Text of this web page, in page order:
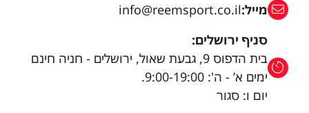
מייל:info@reemsport.co.il
סניף ירושלים:
בית הדפוס 9, גבעת שאול, ירושלים - חניה חינם
ימים א’ - ה': 9:00-19:00.
יום ו: סגור